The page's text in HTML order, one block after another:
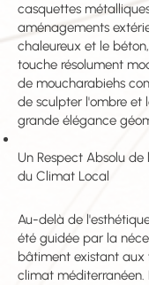
casquettes
aménagements
chaleureux et le
touche résolument
de moucharabiehs
de sculpter l'ombre et
grande élégance
Un Respect Absolu
du Climat Local
Au-delà de
été guidée par la
bâtiment existant aux
climat méditerranéen.